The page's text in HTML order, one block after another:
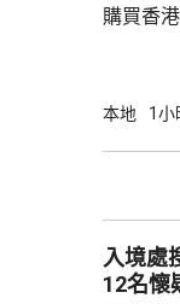
購買香
行納稅
個人所
所得稅
本地 1小
入境處
12名懷